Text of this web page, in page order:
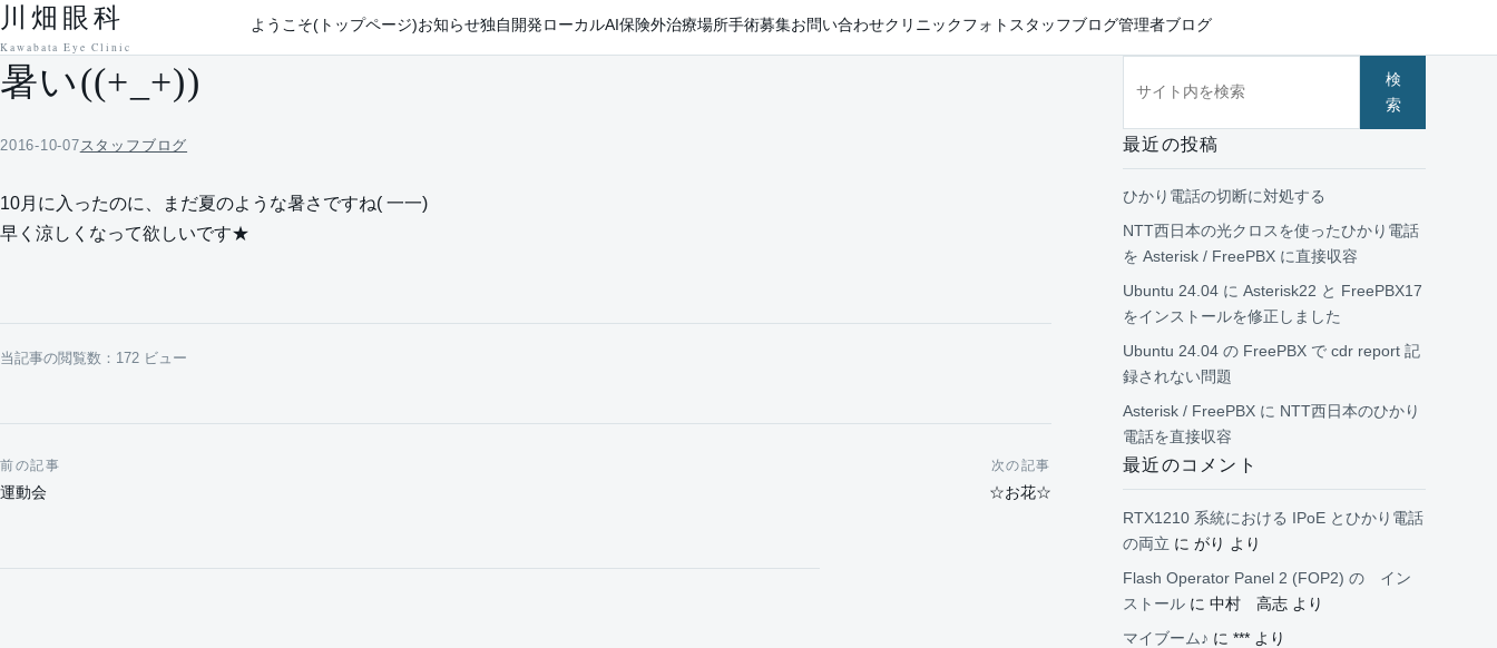
本文へ移動
川畑眼科
Kawabata Eye Clinic
ようこそ(トップページ)お知らせ独自開発ローカルAI保険外治療場所手術募集お問い合わせクリニックフォト スタッフブログ管理者ブログ
暑い((+_+))
2016-10-07 スタッフブログ
10月に入ったのに、まだ夏のような暑さですね( 一一)
早く涼しくなって欲しいです★
当記事の閲覧数：172 ビュー
投稿ナビゲーション
前の記事
運動会
次の記事
☆お花☆
検
索
最近の投稿
ひかり電話の切断に対処する
NTT西日本の光クロスを使ったひかり電話
を Asterisk / FreePBX に直接収容
Ubuntu 24.04 に Asterisk22 と FreePBX17
をインストールを修正しました
Ubuntu 24.04 の FreePBX で cdr report 記
録されない問題
Asterisk / FreePBX に NTT西日本のひかり
電話を直接収容
最近のコメント
RTX1210 系統における IPoE とひかり電話
の両立 に がり より
Flash Operator Panel 2 (FOP2) の イン
ストール に 中村 高志 より
マイブーム♪ に *** より